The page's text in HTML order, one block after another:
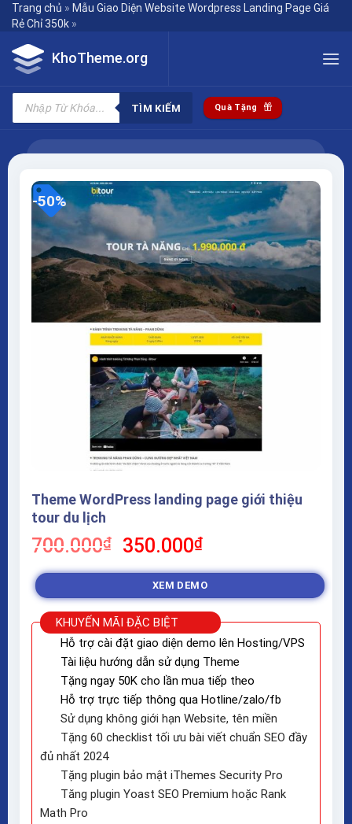
Skip
content
Trang chủ » Mẫu Giao Diện Website Wordpress Landing Page Giá
Rẻ Chỉ 350k »
KhoTheme.org
Tìm
kiếm
phẩm
TÌM KIẾM Quà Tặng
-50%
Theme WordPress landing page giới thiệu
tour du lịch
700.000₫
Giá
gốc
700.000₫.
350.000₫Giá
hiện
tại
là:
350.000₫.
XEM DEMO
KHUYẾN MÃI ĐẶC BIỆT
Hỗ trợ cài đặt giao diện demo lên Hosting/VPS
Tài liệu hướng dẫn sử dụng Theme
Tặng ngay 50K cho lần mua tiếp theo
Hỗ trợ trực tiếp thông qua Hotline/zalo/fb
Sử dụng không giới hạn Website, tên miền
Tặng 60 checklist tối ưu bài viết chuẩn SEO đầy
đủ nhất 2024
Tặng plugin bảo mật iThemes Security Pro
Tăng plugin Yoast SEO Premium hoặc Rank
Math Pro